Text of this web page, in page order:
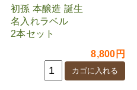
初孫 本醸造 誕生
名入れラベル
2本セット
8,800円